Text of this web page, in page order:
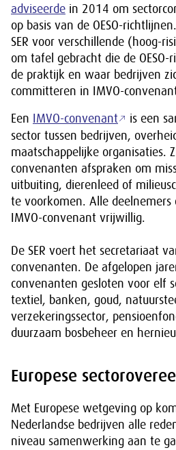
adviseerde in 2014 om
op basis van de OESO-
SER voor verschillende (hoog-
om tafel gebracht die de
de praktijk en waar bedrijven
committeren in IMVO-
Een IMVO-convenant
is een
sector tussen bedrijven,
maatschappelijke organisaties.
convenanten afspraken om
uitbuiting, dierenleed of
te voorkomen. Alle deelnemers
IMVO-convenant vrijwillig.
De SER voert het secretariaat
convenanten. De afgelopen
convenanten gesloten voor elf
textiel, banken, goud,
verzekeringssector,
duurzaam bosbeheer en
Europese
Met Europese wetgeving op
Nederlandse bedrijven alle
niveau samenwerking aan te